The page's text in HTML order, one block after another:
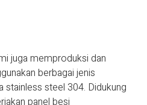
juga memproduksi dan
berbagai jenis
stainless steel 304. Didukung